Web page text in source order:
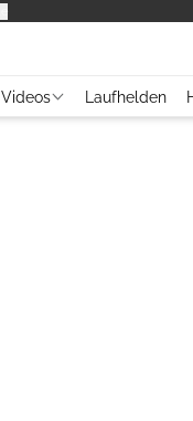
Videos Laufhelden